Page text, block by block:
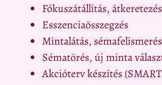
Fókuszátállítás,
Esszenciaösszegzés
Mintalátás, sémafelismerés
Sématörés, új minta
Akcióterv készítés